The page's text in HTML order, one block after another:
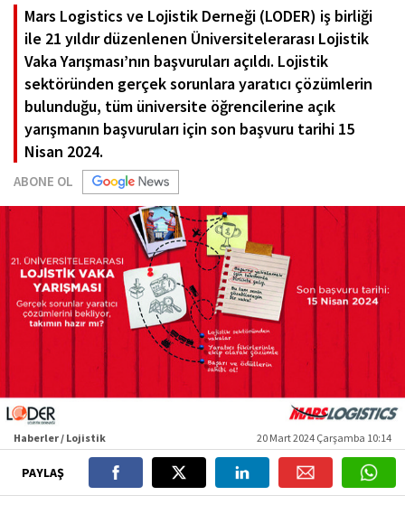
Mars Logistics ve Lojistik Derneği (LODER) iş birliği
ile 21 yıldır düzenlenen Üniversitelerarası Lojistik
Vaka Yarışması’nın başvuruları açıldı. Lojistik
sektöründen gerçek sorunlara yaratıcı çözümlerin
bulunduğu, tüm üniversite öğrencilerine açık
yarışmanın başvuruları için son başvuru tarihi 15
Nisan 2024.
ABONE OL
Haberler / Lojistik 20 Mart 2024 Çarşamba 10:14
PAYLAŞ